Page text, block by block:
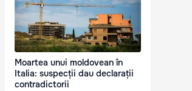
Moartea unui moldovean în
Italia: suspecții dau declarații
contradictorii